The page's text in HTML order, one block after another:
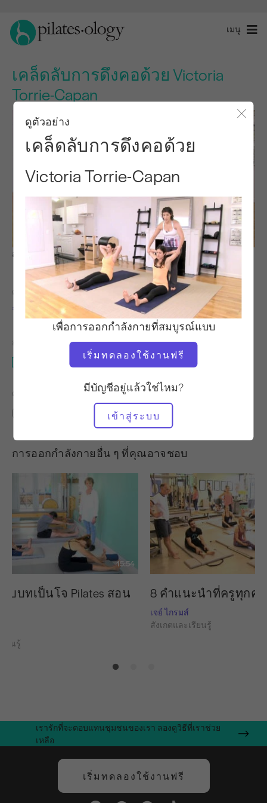
เมนู
เคล็ดลับการดึงคอด้วย Victoria
Torrie-Capan
ปิดโ
ดูตัวอย่าง
เคล็ดลับการดึงคอด้วย
Victoria Torrie-Capan
เพื่อการออกกำลังกายที่สมบูรณ์แบบ
เริ่มทดลองใช้งานฟรี
มีบัญชีอยู่แล้วใช่ไหม?
เข้าสู่ระบบ
สังเกตและเรียนรู้
ครู
วิคตอเรีย ทอร์รี-คาปัน
เวลาวิดีโอ
2:19
อุปกรณ์ที่ต้องใช้
ค้นหาชั้นเรียนที่คล้ายคลึงกันสำหรับ
การออกกำลังกายอื่น ๆ ที่คุณอาจชอบ
15:54
รับบทเป็นโจ Pilates สอน
ยนรู้
8 คำแนะนำที่ครูทุกค
เจย์ ไกรมส์
สังเกตและเรียนรู้
เรารักที่จะตอบแทนชุมชนของเรา ลองดูวิธีที่เราช่วย
เหลือ
เริ่มทดลองใช้งานฟรี